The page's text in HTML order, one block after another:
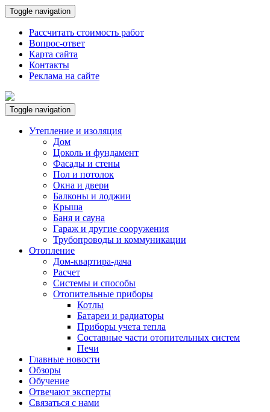
Toggle navigation
Рассчитать стоимость работ
Вопрос-ответ
Карта сайта
Контакты
Реклама на сайте
Toggle navigation
Утепление и изоляция
Дом
Цоколь и фундамент
Фасады и стены
Пол и потолок
Окна и двери
Балконы и лоджии
Крыша
Баня и сауна
Гараж и другие сооружения
Трубопроводы и коммуникации
Отопление
Дом-квартира-дача
Расчет
Системы и способы
Отопительные приборы
Котлы
Батареи и радиаторы
Приборы учета тепла
Составные части отопительных систем
Печи
Главные новости
Обзоры
Обучение
Отвечают эксперты
Связаться с нами